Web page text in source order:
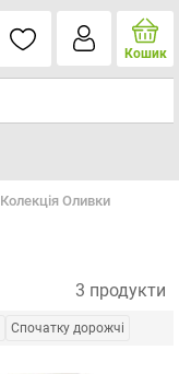
Кошик
Колекція Оливки
3 продукти
Спочатку дорожчі